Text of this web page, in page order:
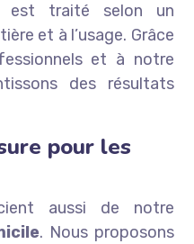
est traité selon un
et à l’usage. Grâce
et à notre
des résultats
pour les
aussi de notre
. Nous proposons